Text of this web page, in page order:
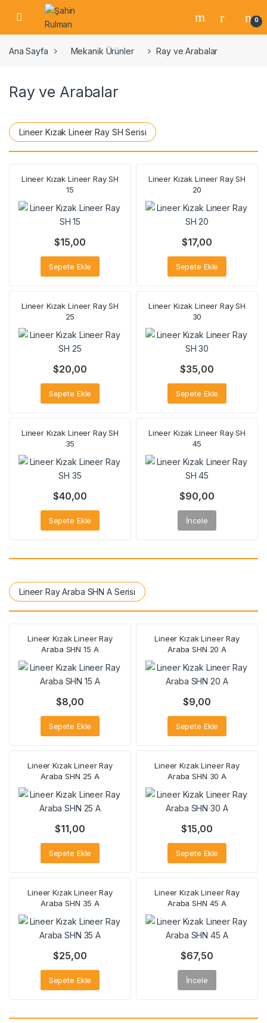
0
Ana Sayfa Mekanik Ürünler Ray ve Arabalar
Ray ve Arabalar
Lineer Kızak Lineer Ray SH Serisi
Lineer Kızak Lineer Ray SH
15
$15,00
Sepete Ekle
Lineer Kızak Lineer Ray SH
20
$17,00
Sepete Ekle
Lineer Kızak Lineer Ray SH
25
$20,00
Sepete Ekle
Lineer Kızak Lineer Ray SH
30
$35,00
Sepete Ekle
Lineer Kızak Lineer Ray SH
35
$40,00
Sepete Ekle
Lineer Kızak Lineer Ray SH
45
$90,00
İncele
Lineer Ray Araba SHN A Serisi
Lineer Kızak Lineer Ray
Araba SHN 15 A
$8,00
Sepete Ekle
Lineer Kızak Lineer Ray
Araba SHN 20 A
$9,00
Sepete Ekle
Lineer Kızak Lineer Ray
Araba SHN 25 A
$11,00
Sepete Ekle
Lineer Kızak Lineer Ray
Araba SHN 30 A
$15,00
Sepete Ekle
Lineer Kızak Lineer Ray
Araba SHN 35 A
$25,00
Sepete Ekle
Lineer Kızak Lineer Ray
Araba SHN 45 A
$67,50
İncele